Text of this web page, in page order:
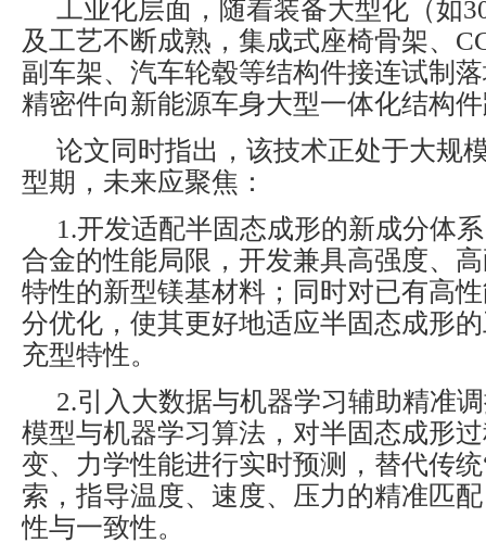
工业化层面，随着装备大型化（如
及工艺不断成熟，集成式座椅骨架、
副车架、汽车轮毂等结构件接连试制
精密件向新能源车身大型一体化结构
论文同时指出，该技术正处于大规
型期，未来应聚焦：
1.开发适配半固态成形的新成分体
合金的性能局限，开发兼具高强度、
特性的新型镁基材料；同时对已有高
分优化，使其更好地适应半固态成形
充型特性。
2.引入大数据与机器学习辅助精准
模型与机器学习算法，对半固态成形
变、力学性能进行实时预测，替代传
索，指导温度、速度、压力的精准匹
性与一致性。